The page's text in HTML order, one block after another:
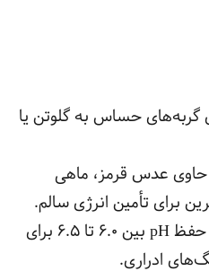
گربه‌های حساس به گلوتن یا
حاوی عدس قرمز، ماهی
برای تأمین انرژی سالم.
حفظ pH بین 6.0 تا 6.5 برای
ادراری.